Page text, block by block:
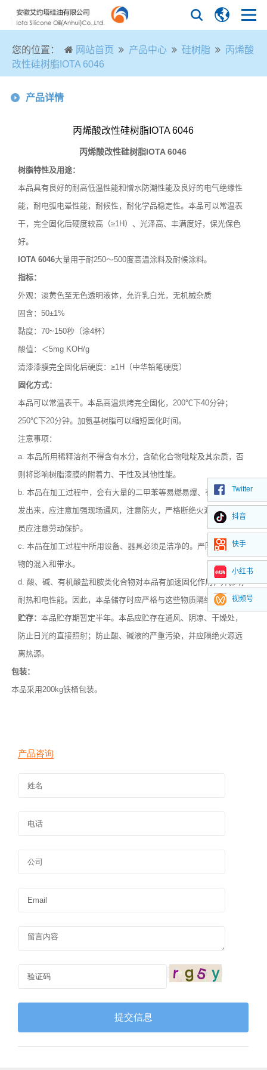
您的位置： 网站首页 产品中心 硅树脂
丙烯酸
改性硅树脂IOTA 6046
产品详情
丙烯酸改性硅树脂IOTA 6046
丙烯酸改性硅树脂IOTA 6046
树脂特性及用途：
本品具有良好的耐高低温性能和憎水防潮性能及良好的电气绝缘性
能，耐电弧电晕性能，耐候性，耐化学品稳定性。本品可以常温表
干，完全固化后硬度较高（≥1H）、光泽高、丰满度好，保光保色
好。
IOTA 6046大量用于耐250～500度高温涂料及耐候涂料。
指标：
外观：淡黄色至无色透明液体，允许乳白光，无机械杂质
固含：50±1%
黏度：70~150秒（涂4杯）
酸值：＜5mg KOH/g
清漆漆膜完全固化后硬度：≥1H（中华铅笔硬度）
固化方式：
本品可以常温表干。本品高温烘烤完全固化，200℃下40分钟；
250℃下20分钟。加氨基树脂可以缩短固化时间。
注意事项：
a. 本品所用稀释溶剂不得含有水分，含硫化合物吡啶及其杂质，否
则将影响树脂漆膜的附着力、干性及其他性能。
b. 本品在加工过程中，会有大量的二甲苯等易燃易爆、有毒溶剂挥
发出来，应注意加强现场通风，注意防火，严格断绝火源。操作人
员应注意劳动保护。
c. 本品在加工过程中所用设备、器具必须是洁净的。严防粉尘、异
物的混入和带水。
d. 酸、碱、有机酸盐和胺类化合物对本品有加速固化作用，并影响
耐热和电性能。因此，本品储存时应严格与这些物质隔绝开来。
贮存： 本品贮存期暂定半年。本品应贮存在通风、阴凉、干燥处，
防止日光的直接照射；防止酸、碱液的严重污染，并应隔绝火源远
离热源。
包装：
用200kg铁桶包装。
Twitter
抖音
快手
小红书
视频号